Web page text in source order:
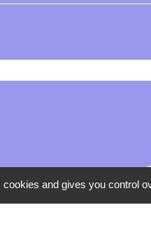
and gives you control